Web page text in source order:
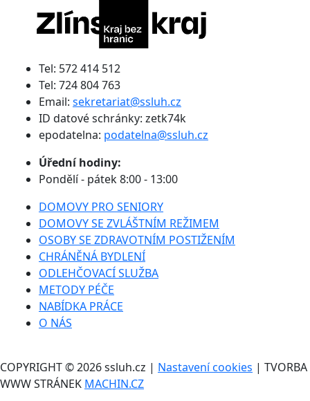
Tel: 572 414 512
Tel: 724 804 763
Email: sekretariat@ssluh.cz
ID datové schránky: zetk74k
epodatelna: podatelna@ssluh.cz
Úřední hodiny:
Pondělí - pátek 8:00 - 13:00
DOMOVY PRO SENIORY
DOMOVY SE ZVLÁŠTNÍM REŽIMEM
OSOBY SE ZDRAVOTNÍM POSTIŽENÍM
CHRÁNĚNÁ BYDLENÍ
ODLEHČOVACÍ SLUŽBA
METODY PÉČE
NABÍDKA PRÁCE
O NÁS
COPYRIGHT © 2026 ssluh.cz | Nastavení cookies | TVORBA
WWW STRÁNEK MACHIN.CZ